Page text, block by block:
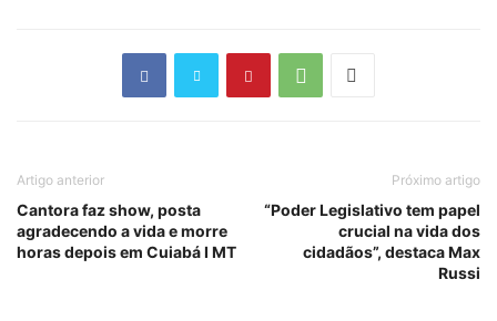
Artigo anterior
Cantora faz show, posta
agradecendo a vida e morre
horas depois em Cuiabá I MT
Próximo artigo
“Poder Legislativo tem papel
crucial na vida dos
cidadãos”, destaca Max
Russi